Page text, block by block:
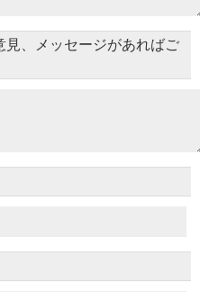
、メッセージがあればご